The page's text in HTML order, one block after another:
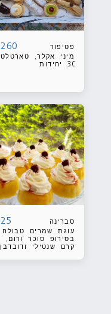
פטיפור 260
מיני אקלר, טארטלט
30 יחידות
סברינה 25
עוגת שמרים טבולה
בסירופ סוכר ורום,
קרם שנטילי ודובדבן.